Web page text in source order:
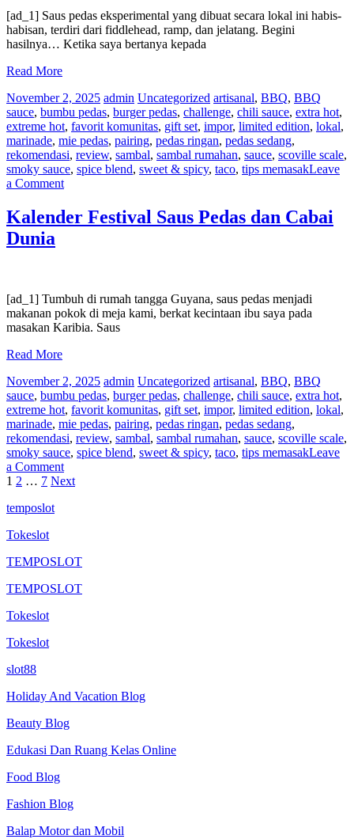
the
World
[ad_1] Saus pedas eksperimental yang dibuat secara lokal ini habis-
habisan, terdiri dari fiddlehead, ramp, dan jelatang. Begini
hasilnya… Ketika saya bertanya kepada
Read More
November 2, 2025 admin Uncategorized artisanal, BBQ, BBQ
sauce, bumbu pedas, burger pedas, challenge, chili sauce, extra hot,
extreme hot, favorit komunitas, gift set, impor, limited edition, lokal,
marinade, mie pedas, pairing, pedas ringan, pedas sedang,
rekomendasi, review, sambal, sambal rumahan, sauce, scoville scale,
smoky sauce, spice blend, sweet & spicy, taco, tips memasakLeave
a Commenton
Saus
Pedas
Dicari
Secara
Lokal
Kalender Festival Saus Pedas dan Cabai
Dunia
[ad_1] Tumbuh di rumah tangga Guyana, saus pedas menjadi
makanan pokok di meja kami, berkat kecintaan ibu saya pada
masakan Karibia. Saus
Read More
November 2, 2025 admin Uncategorized artisanal, BBQ, BBQ
sauce, bumbu pedas, burger pedas, challenge, chili sauce, extra hot,
extreme hot, favorit komunitas, gift set, impor, limited edition, lokal,
marinade, mie pedas, pairing, pedas ringan, pedas sedang,
rekomendasi, review, sambal, sambal rumahan, sauce, scoville scale,
smoky sauce, spice blend, sweet & spicy, taco, tips memasakLeave
a Commenton
Kalender
Dunia
Posts
pagination
1 2 … 7 Next
temposlot
Tokeslot
TEMPOSLOT
TEMPOSLOT
Tokeslot
Tokeslot
slot88
Holiday And Vacation Blog
Beauty Blog
Edukasi Dan Ruang Kelas Online
Food Blog
Fashion Blog
Balap Motor dan Mobil